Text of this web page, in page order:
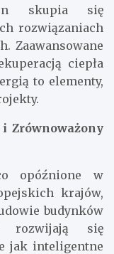
skupia się
rozwiązaniach
Zaawansowane
ciepła
to elementy,
Zrównoważony
opóźnione w
krajów,
budynków
rozwijają się
jak inteligentne